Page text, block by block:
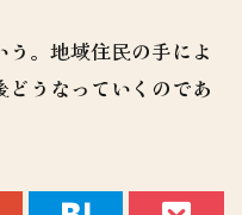
。地域住民の手によ
うなっていくのであ